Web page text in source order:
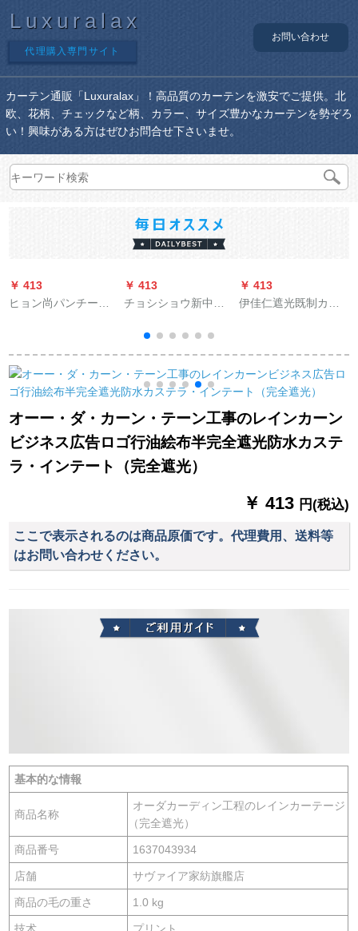
Luxuralax
代理購入専門サイト
お問い合わせ
カーテン通販「Luxuralax」！高品質のカーテンを激安でご提供。北
欧、花柄、チェックなど柄、カラー、サイズ豊かなカーテンを勢ぞろ
い！興味がある方はぜひお問合せ下さいませ。
￥ 413
ヒョン尚パンチー不
-131334 3
￥ 413
チョシショウ新中国
描きのモデル様雅遮
光布カーターテーテ
テンテーテンンンテ
ーピング書斎ビエン
グ寝室出窓レ·スタッ
ト玉傷知秋紗カータ
ーテーク加工、打孔
毎米プロ10元
￥ 413
伊佳仁遮光既制カー
室UVカーリングダウ
ン热レストレーンン
ン
オーー・ダ・カーン・テーン工事のレインカーン
ビジネス広告ロゴ行油絵布半完全遮光防水カステ
ラ・インテート（完全遮光）
￥ 413 円(税込)
ここで表示されるのは商品原価です。代理費用、送料等
はお問い合わせください。
基本的な情報
商品名称
オーダカーディン工程のレインカーテージ
（完全遮光）
商品番号 1637043934
店舗 サヴァイア家紡旗艦店
商品の毛の重さ 1.0 kg
技术 プリント